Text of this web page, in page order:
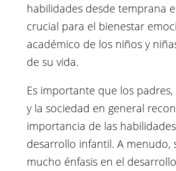
habilidades desde temprana
crucial para el bienestar
académico de los niños y
de su vida.
Es importante que los
y la sociedad en general
importancia de las
desarrollo infantil. A menudo,
mucho énfasis en el